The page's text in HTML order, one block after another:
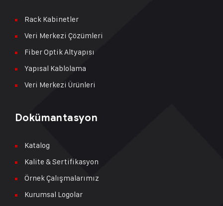
Rack Kabinetler
Veri Merkezi Çözümleri
Fiber Optik Altyapısı
Yapısal Kablolama
Veri Merkezi Ürünleri
Dokümantasyon
Katalog
Kalite & Sertifikasyon
Örnek Çalışmalarımız
Kurumsal Logolar